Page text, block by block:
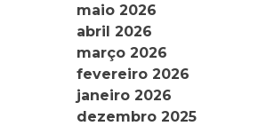
maio 2026
abril 2026
março 2026
fevereiro 2026
janeiro 2026
dezembro 2025